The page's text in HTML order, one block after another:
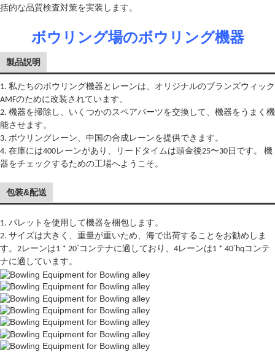
括的な品質検査対策を実装します。
ボウリング場のボウリング機器
製品説明
1. 私たちのボウリング機器とレーンは、オリジナルのブランズウィック
AMFのために改装されています。
2. 機器を掃除し、いくつかのスペアパーツを交換して、機器をうまく機
能させます。
3. ボウリングレーン、中国の合成レーンを提供できます。
4. 在庫には400レーンがあり、リードタイムは頭金後25〜30日です。 機
器をチェックするための工場へようこそ。
包装&配送
1. パレットを使用して機器を梱包します。
2. サイズは大きく、重量が重いため、海で出荷することをお勧めしま
す。2レーンは1 * 20`コンテナに適しており、4レーンは1 * 40`hqコンテ
ナに適しています。